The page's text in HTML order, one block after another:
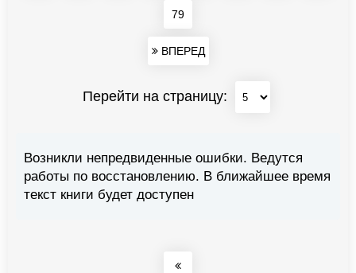
79
ВПЕРЕД
Перейти на страницу:
Возникли непредвиденные ошибки. Ведутся
работы по восстановлению. В ближайшее время
текст книги будет доступен